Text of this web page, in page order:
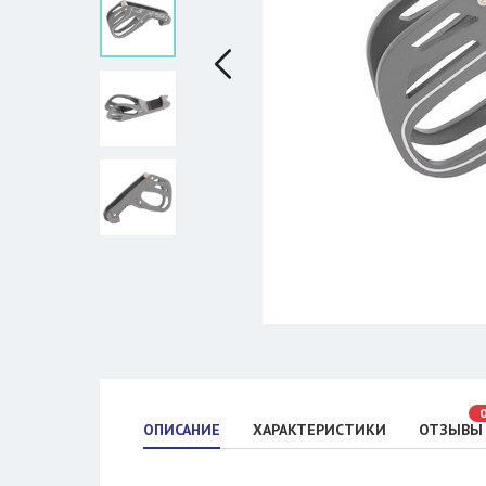
ОПИСАНИЕ ХАРАКТЕРИСТИКИ ОТЗЫВЫ
0